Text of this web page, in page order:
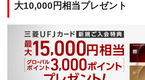
大10,000円相当プレゼント